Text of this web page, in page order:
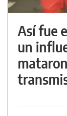
Así fue
un